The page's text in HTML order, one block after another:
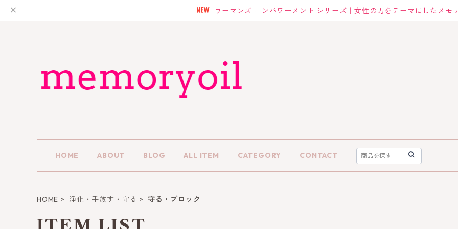
ウーマンズ エンパワーメント シリーズ｜女性の力をテーマにしたメモ
HOME ABOUT BLOG ALL ITEM CATEGORY CONTACT
HOME 浄化・手放す・守る 守る・ブロック